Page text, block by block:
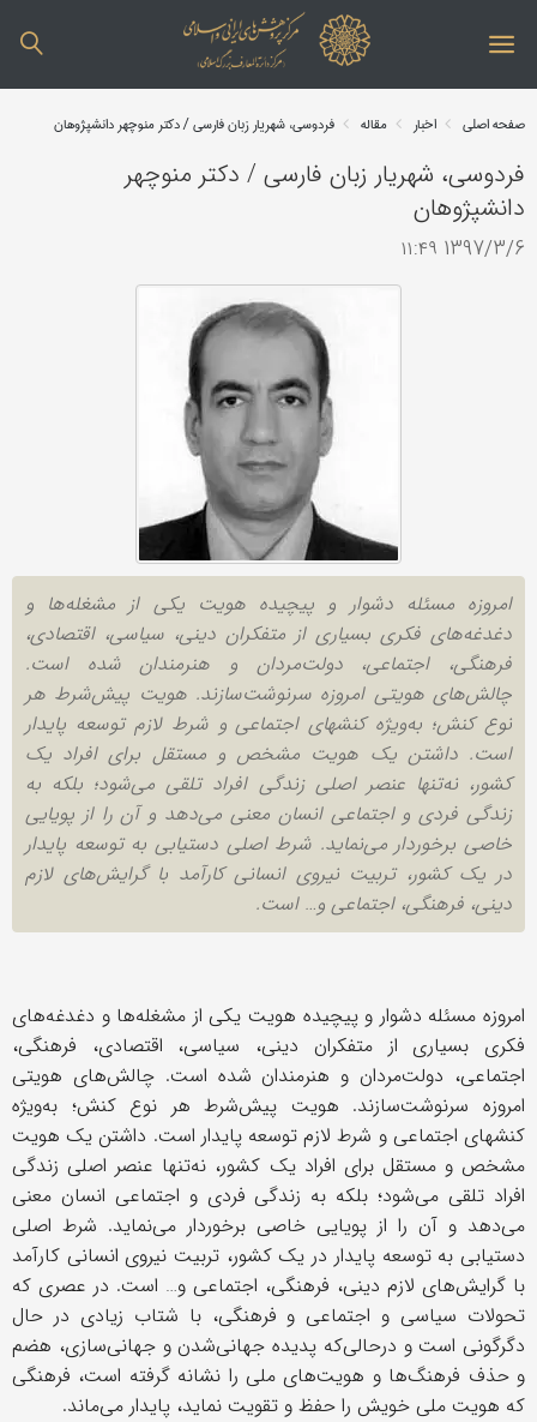
صفحه اصلی اخبار مقاله فردوسی، شهریار زبان فارسی / دکتر منوچهر دانش‎پژوهان
فردوسی، شهریار زبان فارسی / دکتر منوچهر
دانش‎پژوهان
1397/3/6 ۱۱:۴۹
امروزه مسئله دشوار و پیچیده هویت یکی از مشغله‌ها و
دغدغه‌های فکری بسیاری از متفکران دینی، سیاسی، اقتصادی،
فرهنگی، اجتماعی، دولت‌مردان و هنرمندان شده است.
چالش‌های هویتی امروزه سرنوشت‌سازند. هویت پیش‌شرط هر
نوع کنش؛ به‌ویژه کنشهای اجتماعی و شرط لازم توسعه پایدار
است. داشتن یک هویت مشخص و مستقل برای افراد یک
کشور، نه‌تنها عنصر اصلی زندگی افراد تلقی می‌شود؛ بلکه به
زندگی فردی و اجتماعی انسان معنی می‌دهد و آن را از پویایی
خاصی برخوردار می‌نماید. شرط اصلی دستیابی به توسعه پایدار
در یک کشور، تربیت نیروی انسانی کارآمد با گرایش‌های لازم
دینی، فرهنگی، اجتماعی و… است.
امروزه مسئله دشوار و پیچیده هویت یکی از مشغله‌ها و دغدغه‌های
فکری بسیاری از متفکران دینی، سیاسی، اقتصادی، فرهنگی،
اجتماعی، دولت‌مردان و هنرمندان شده است. چالش‌های هویتی
امروزه سرنوشت‌سازند. هویت پیش‌شرط هر نوع کنش؛ به‌ویژه
کنشهای اجتماعی و شرط لازم توسعه پایدار است. داشتن یک هویت
مشخص و مستقل برای افراد یک کشور، نه‌تنها عنصر اصلی زندگی
افراد تلقی می‌شود؛ بلکه به زندگی فردی و اجتماعی انسان معنی
می‌دهد و آن را از پویایی خاصی برخوردار می‌نماید. شرط اصلی
دستیابی به توسعه پایدار در یک کشور، تربیت نیروی انسانی کارآمد
با گرایش‌های لازم دینی، فرهنگی، اجتماعی و… است. در عصری که
تحولات سیاسی و اجتماعی و فرهنگی، با شتاب زیادی در حال
دگرگونی است و درحالی‌که پدیده جهانی‌شدن و جهانی‌سازی، هضم
و حذف فرهنگ‌ها و هویت‌های ملی را نشانه گرفته است، فرهنگی
که هویت ملی خویش را حفظ و تقویت نماید، پایدار می‌ماند.